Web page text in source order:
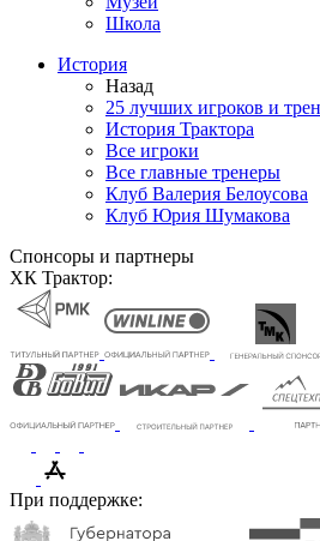
Школа
История
Назад
25 лучших игроков и
История Трактора
Все игроки
Все главные тренеры
Клуб Валерия Белоусова
Клуб Юрия Шумакова
Спонсоры и партнеры
ХК Трактор:
При поддержке: